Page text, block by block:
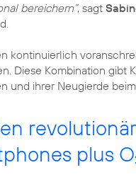
bereichern“, sagt
kontinuierlich
Diese Kombination gibt
und ihrer Neugierde
plus O